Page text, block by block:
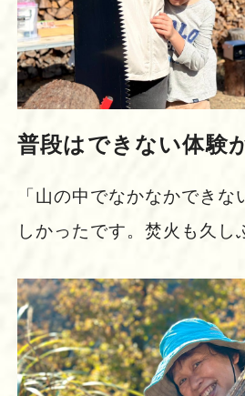
普段はできない体験
「山の中でなかなかできな
しかったです。焚火も久し